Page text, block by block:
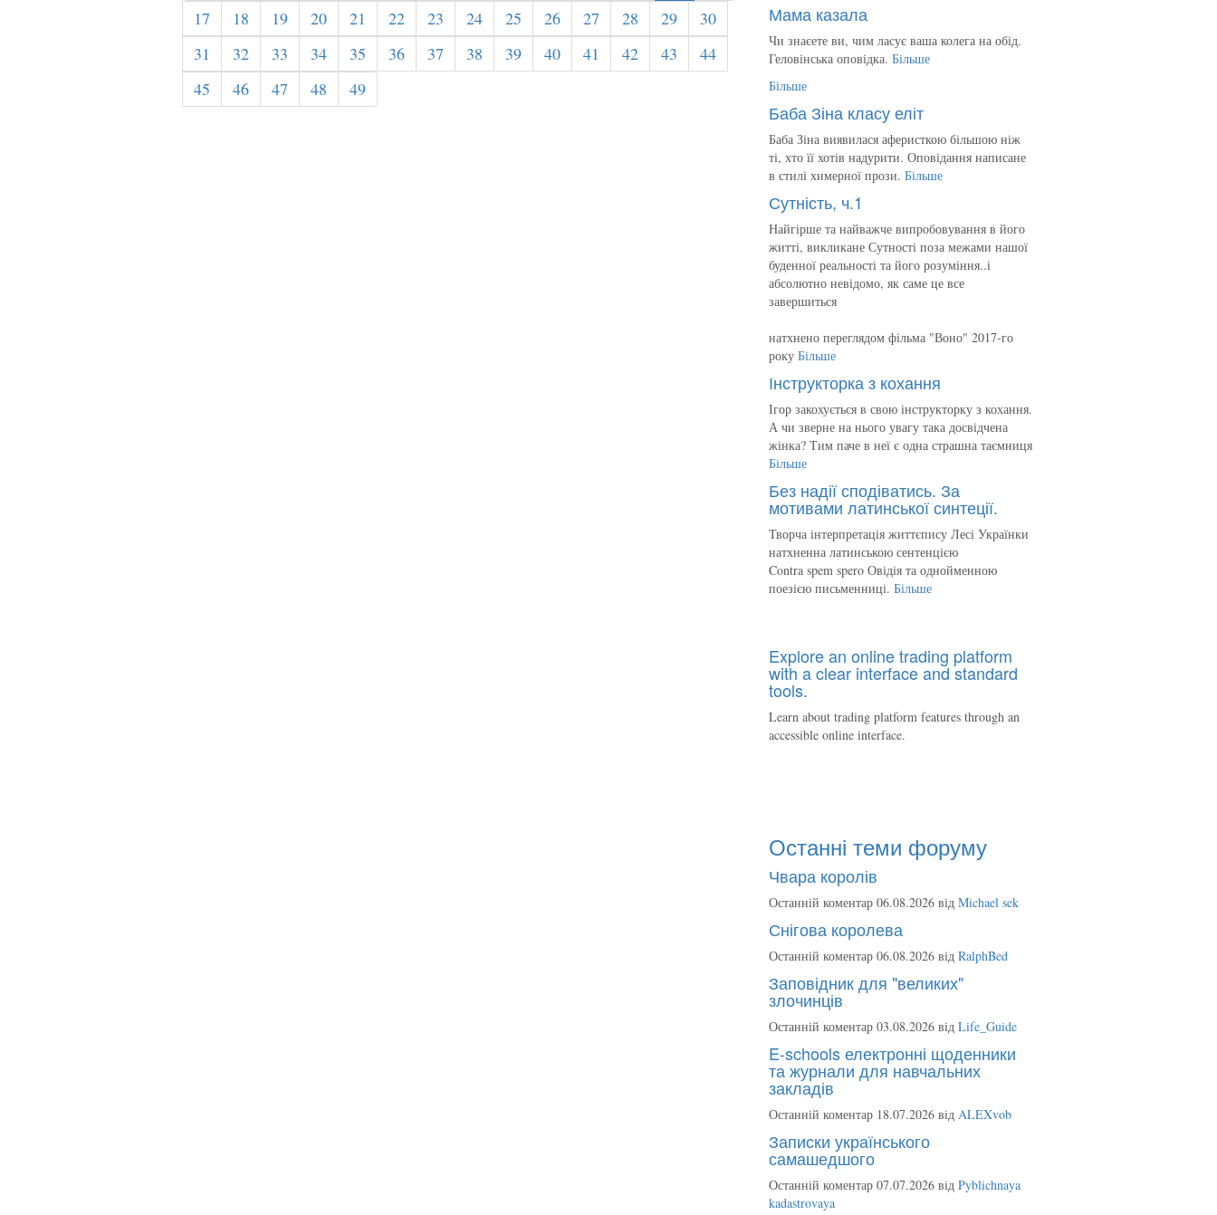
17
18 19 20 21 22 23 24 25 26 27 28 29
30
31
32 33 34 35 36 37 38 39 40 41 42 43
44
45
46 47 48 49
Мама казала
Чи знаєете ви, чим ласує ваша колега на обід.
Геловінська оповідка. Більше
Більше
Баба Зіна класу еліт
Баба Зіна виявилася аферисткою більшою ніж
ті, хто її хотів надурити. Оповідання написане
в стилі химерної прози. Більше
Сутність, ч.1
Найгірше та найважче випробовування в його
житті, викликане Сутності поза межами нашої
буденної реальності та його розуміння..і
абсолютно невідомо, як саме це все
завершиться
натхнено переглядом фільма "Воно" 2017-го
року Більше
Інструкторка з кохання
Ігор закохується в свою інструкторку з кохання.
А чи зверне на нього увагу така досвідчена
жінка? Тим паче в неї є одна страшна таємниця
Більше
Без надії сподіватись. За
мотивами латинської синтеції.
Творча інтерпретація життєпису Лесі Українки
натхненна латинською сентенцією
Contra spem spero Овідія та однойменною
поезією письменниці. Більше
Explore an online trading platform
with a clear interface and standard
tools.
Learn about trading platform features through an
accessible online interface.
Останні теми форуму
Чвара королів
Останній коментар 06.08.2026 від Michael sek
Снігова королева
Останній коментар 06.08.2026 від RalphBed
Заповідник для "великих"
злочинців
Останній коментар 03.08.2026 від Life_Guide
E-schools електронні щоденники
та журнали для навчальних
закладів
Останній коментар 18.07.2026 від ALEXvob
Записки українського
самашедшого
Останній коментар 07.07.2026 від Pyblichnaya
kadastrovaya